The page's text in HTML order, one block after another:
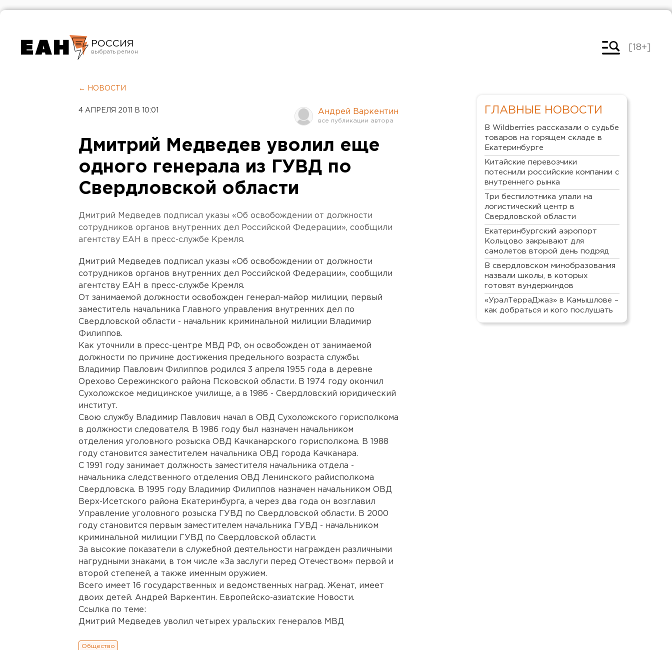
РОССИЯ
Челябинск
[18+]
← НОВОСТИ
4 АПРЕЛЯ 2011 В 10:01 Андрей Варкентин
Дмитрий Медведев уволил еще
одного генерала из ГУВД по
Свердловской области
Дмитрий Медведев подписал указы «Об освобождении от должности
сотрудников органов внутренних дел Российской Федерации», сообщили
агентству ЕАН в пресс-службе Кремля.
Дмитрий Медведев подписал указы «Об освобождении от должности
сотрудников органов внутренних дел Российской Федерации», сообщили
агентству ЕАН в пресс-службе Кремля.
От занимаемой должности освобожден генерал-майор милиции, первый
заместитель начальника Главного управления внутренних дел по
Свердловской области - начальник криминальной милиции Владимир
Филиппов.
Как уточнили в пресс-центре МВД РФ, он освобожден от занимаемой
должности по причине достижения предельного возраста службы.
Владимир Павлович Филиппов родился 3 апреля 1955 года в деревне
Орехово Сережинского района Псковской области. В 1974 году окончил
Сухоложское медицинское училище, а в 1986 - Свердловский юридический
институт.
Свою службу Владимир Павлович начал в ОВД Сухоложского горисполкома
в должности следователя. В 1986 году был назначен начальником
отделения уголовного розыска ОВД Качканарского горисполкома. В 1988
году становится заместителем начальника ОВД города Качканара.
С 1991 году занимает должность заместителя начальника отдела -
начальника следственного отделения ОВД Ленинского райисполкома
Свердловска. В 1995 году Владимир Филиппов назначен начальником ОВД
Верх-Исетского района Екатеринбурга, а через два года он возглавил
Управление уголовного розыска ГУВД по Свердловской области. В 2000
году становится первым заместителем начальника ГУВД - начальником
криминальной милиции ГУВД по Свердловской области.
За высокие показатели в служебной деятельности награжден различными
нагрудными знаками, в том числе «За заслуги перед Отечеством» первой и
второй степеней, а также именным оружием.
Всего имеет 16 государственных и ведомственных наград. Женат, имеет
двоих детей. Андрей Варкентин. Европейско-азиатские Новости.
Ссылка по теме:
Дмитрий Медведев уволил четырех уральских генералов МВД
Общество
ГЛАВНЫЕ НОВОСТИ
В Wildberries рассказали о судьбе
товаров на горящем складе в
Екатеринбурге
Китайские перевозчики
потеснили российские компании с
внутреннего рынка
Три беспилотника упали на
логистический центр в
Свердловской области
Екатеринбургский аэропорт
Кольцово закрывают для
самолетов второй день подряд
В свердловском минобразования
назвали школы, в которых
готовят вундеркиндов
«УралТерраДжаз» в Камышлове –
как добраться и кого послушать